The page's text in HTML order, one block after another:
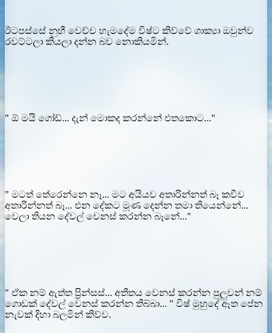
ඊටපස්සේ නුහී වෙච්ච හැමදේම විෂ්ට කිව්වේ ශාක්‍යා ඔවුන්ව
රවට්ටලා කියලා දන්න බව නොකියමින්.
" ඕ මයි ගෝඩ්... දැන් මොකද කරන්නේ එතකොට..."
" මටත් තේරෙන්නෙ නෑ... මට අයියව අතාරින්නත් බෑ කවීව
අතාරින්නත් බෑ... එන දේකට මූණ දෙන්න තමා තියෙන්නේ...
වෙලා තියන දේවල් වෙනස් කරන්න බෑනේ..."
" ඒක නම් ඇත්ත ප්‍රින්සස්... අතීතය වෙනස් කරන්න පුලුවන් නම්
ගොඩක් දේවල් වෙනස් කරන්න තිබ්බා... " විෂ් මුහුදේ ඈත පේන
නැවක් දිහා බලමින් කිව්ව.